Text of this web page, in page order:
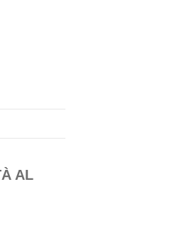
AL